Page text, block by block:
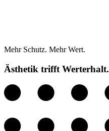
Mehr Schutz. Mehr Wert.
Ästhetik trifft Werterhalt.